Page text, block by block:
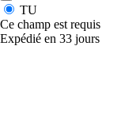
TU
Ce champ est requis
Expédié en 33 jours